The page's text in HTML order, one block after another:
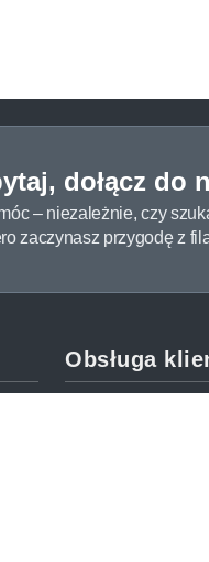
dołącz do
– niezależnie, czy
zaczynasz przygodę z
Obsługa